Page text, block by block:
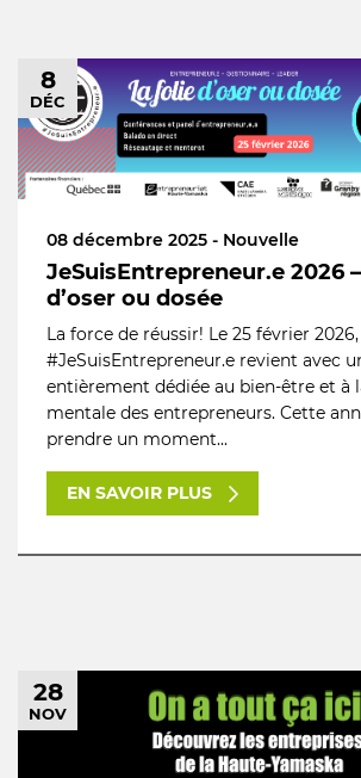
8
DÉC
08 décembre 2025 - Nouvelle
JeSuisEntrepreneur.e 2026
d’oser ou dosée
La force de réussir! Le 25 février 2026,
#JeSuisEntrepreneur.e revient avec
entièrement dédiée au bien-être et à
mentale des entrepreneurs. Cette
prendre un moment...
EN SAVOIR PLUS
28
NOV